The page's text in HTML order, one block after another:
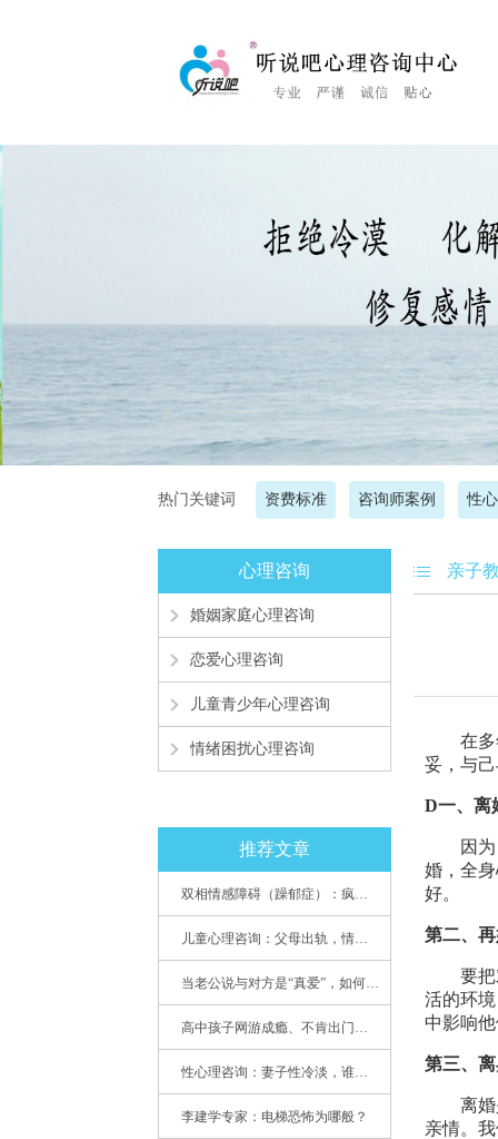
热门关键词 资费标准 咨询师案例 性
心理咨询
婚姻家庭心理咨询
恋爱心理咨询
儿童青少年心理咨询
情绪困扰心理咨询
推荐文章
双相情感障碍（躁郁症）：疯子如何走向天才
儿童心理咨询：父母出轨，情感混乱孩子内心的隐秘
当老公说与对方是“真爱”，如何挽救婚姻？(始篇)
高中孩子网游成瘾、不肯出门，家长该怎么办？
性心理咨询：妻子性冷淡，谁之过
李建学专家：电梯恐怖为哪般？
亲子
在
妥，与
D一、离
因
婚，全
好。
第二、
要
活的环
中影响
第三、
离
亲情。